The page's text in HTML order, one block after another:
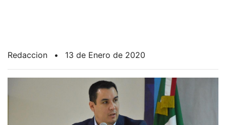
Redaccion • 13 de Enero de 2020